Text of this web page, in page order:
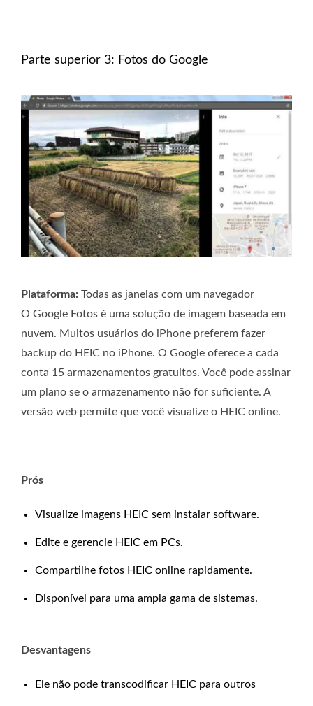
Parte superior 3: Fotos do Google
Plataforma: Todas as janelas com um navegador
O Google Fotos é uma solução de imagem baseada em
nuvem. Muitos usuários do iPhone preferem fazer
backup do HEIC no iPhone. O Google oferece a cada
conta 15 armazenamentos gratuitos. Você pode assinar
um plano se o armazenamento não for suficiente. A
versão web permite que você visualize o HEIC online.
Prós
Visualize imagens HEIC sem instalar software.
Edite e gerencie HEIC em PCs.
Compartilhe fotos HEIC online rapidamente.
Disponível para uma ampla gama de sistemas.
Desvantagens
Ele não pode transcodificar HEIC para outros